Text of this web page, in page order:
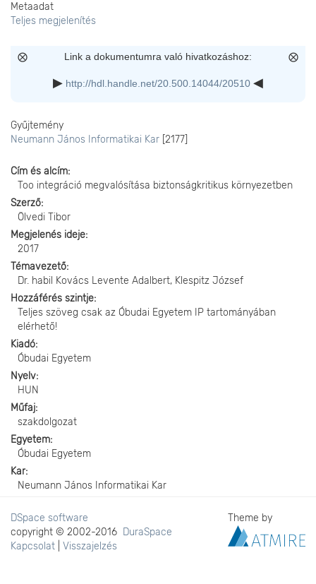
Metaadat
Teljes megjelenítés
Link a dokumentumra való hivatkozáshoz:
http://hdl.handle.net/20.500.14044/20510
Gyűjtemény
Neumann János Informatikai Kar [2177]
Cím és alcím
Too integráció megvalósítása biztonságkritikus környezetben
Szerző
Ölvedi Tibor
Megjelenés ideje
2017
Témavezető
Dr. habil Kovács Levente Adalbert, Klespitz József
Hozzáférés szintje
Teljes szöveg csak az Óbudai Egyetem IP tartományában
elérhető!
Kiadó
Óbudai Egyetem
Nyelv
HUN
Műfaj
szakdolgozat
Egyetem
Óbudai Egyetem
Kar
Neumann János Informatikai Kar
DSpace software
copyright © 2002-2016 DuraSpace
Kapcsolat
Visszajelzés
Theme by